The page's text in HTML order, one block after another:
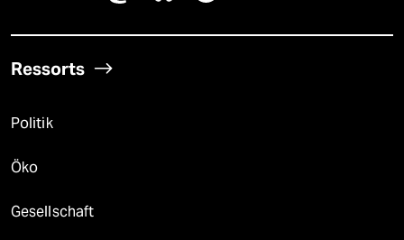
Ressorts
Politik
Öko
Gesellschaft